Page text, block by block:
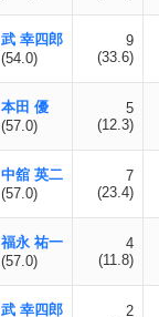
武 幸四郎
(54.0)
9
(33.6)
本田 優
(57.0)
5
(12.3)
中舘 英二
(57.0)
7
(23.4)
福永 祐一
(57.0)
4
(11.8)
武 幸四郎
2